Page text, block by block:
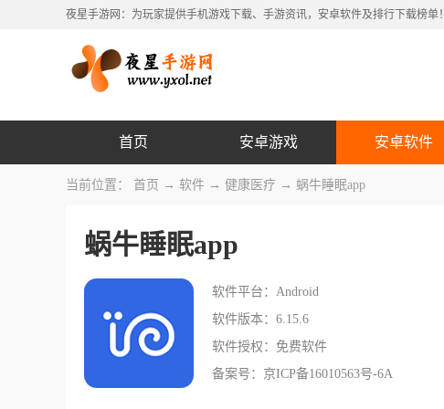
夜星手游网：为玩家提供手机游戏下载、手游资讯，安卓软件及排行下载榜单！
首页 安卓游戏 安卓软件
当前位置： 首页 → 软件 → 健康医疗 → 蜗牛睡眠app
蜗牛睡眠app
软件平台：Android
软件版本：6.15.6
软件授权：免费软件
备案号：京ICP备16010563号-6A